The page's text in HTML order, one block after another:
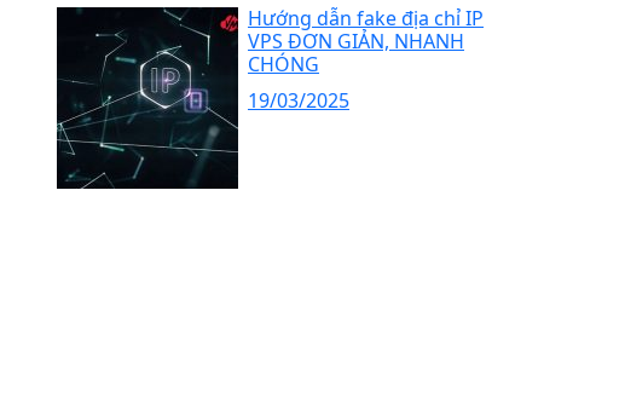
Hướng dẫn fake địa chỉ IP
VPS ĐƠN GIẢN, NHANH
CHÓNG
19/03/2025